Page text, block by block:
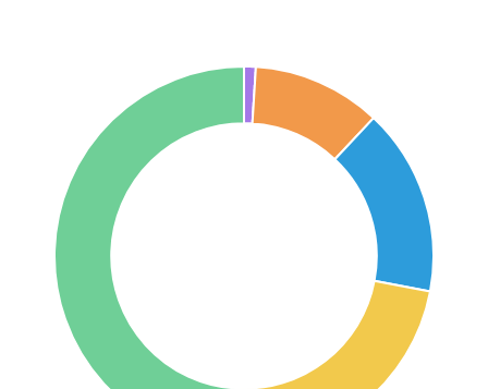
arrondissement
12 687 €
75016 -
16ème
arrondissement
15 155 €
83000 - Toulon 4 284 €
Grenoble 2 917 € 3 382 €